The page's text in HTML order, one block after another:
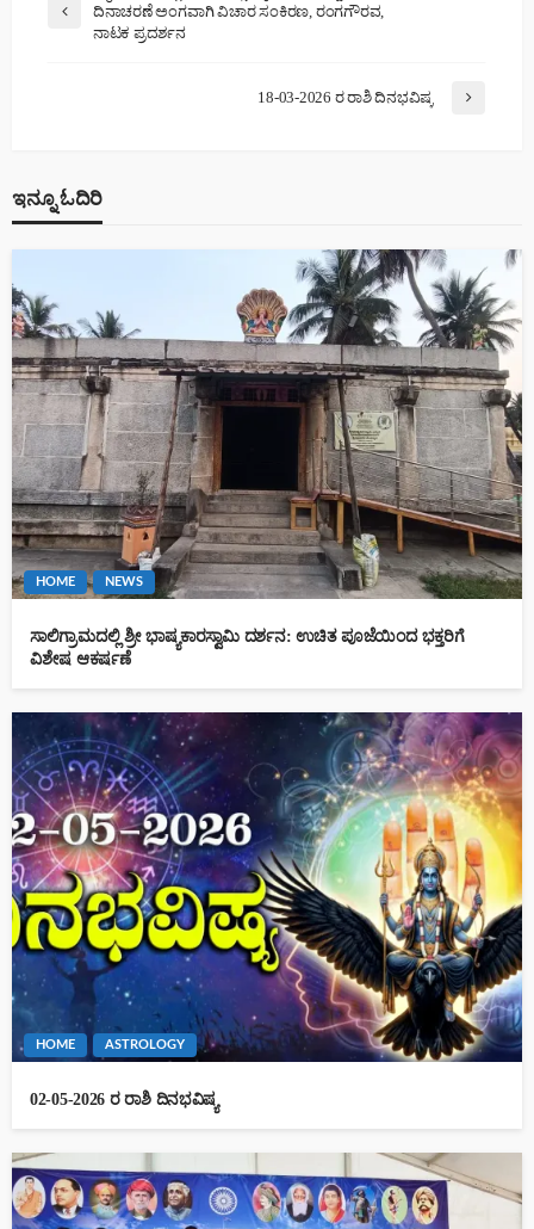
ದಿನಾಚರಣೆ ಅಂಗವಾಗಿ ವಿಚಾರ ಸಂಕಿರಣ, ರಂಗಗೌರವ,
ನಾಟಕ ಪ್ರದರ್ಶನ
18-03-2026 ರ ರಾಶಿ ದಿನಭವಿಷ್ಯ
ಇನ್ನೂ ಓದಿರಿ
HOME NEWS
ಸಾಲಿಗ್ರಾಮದಲ್ಲಿ ಶ್ರೀ ಭಾಷ್ಯಕಾರಸ್ವಾಮಿ ದರ್ಶನ: ಉಚಿತ ಪೂಜೆಯಿಂದ ಭಕ್ತರಿಗೆ
ವಿಶೇಷ ಆಕರ್ಷಣೆ
HOME ASTROLOGY
02-05-2026 ರ ರಾಶಿ ದಿನಭವಿಷ್ಯ